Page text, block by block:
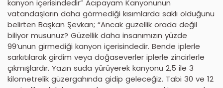
kanyon içerisindedir” Acıpayam Kanyonunun
vatandaşların daha görmediği kısımlarda saklı olduğunu
belirten Başkan Şevkan; “Ancak güzellik orada değil
biliyor musunuz? Güzellik daha insanımızın yüzde
99’unun girmediği kanyon içerisindedir. Bende iplerle
sarkıtılarak girdim veya doğaseverler iplerle zincirlerle
çıkmışlardır. Yazın suda yürüyerek kanyonu 2,5 ile 3
kilometrelik güzergahında gidip geleceğiz. Tabi 30 ve 12